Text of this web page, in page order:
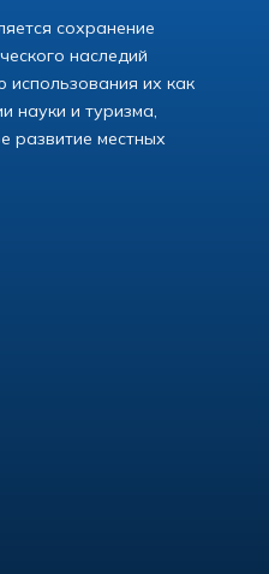
сохранение
наследий
использования их как
науки и туризма,
развитие местных